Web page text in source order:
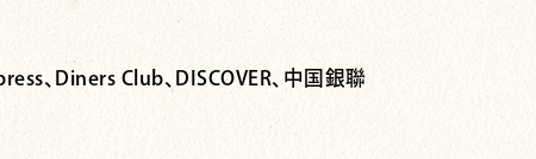
、Diners Club、DISCOVER、中国銀聯